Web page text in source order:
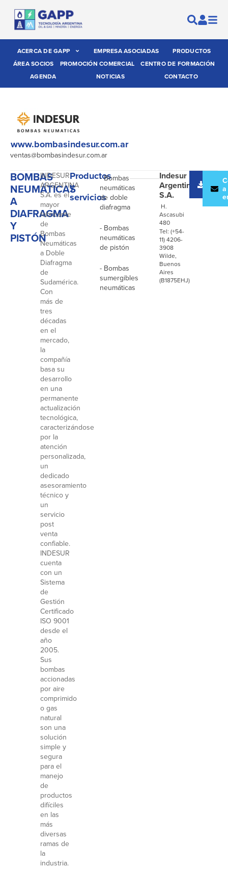
ACERCA DE GAPP EMPRESA ASOCIADAS
PRODUCTOS
ÁREA SOCIOS
PROMOCIÓN COMERCIAL
CENTRO DE FORMACIÓN
AGENDA
NOTICIAS CONTACTO
www.bombasindesur.com.ar
ventas@bombasindesur.com.ar
BOMBAS
NEUMÁTICAS
A
DIAFRAGMA
Y
PISTÓN
INDESUR
ARGENTINA
S.A. es el
mayor
fabricante
de
Bombas
Neumáticas
a Doble
Diafragma
de
Sudamérica.
Con
más de
tres
décadas
en el
mercado,
la
compañía
basa su
desarrollo
en una
permanente
actualización
tecnológica,
caracterizándose
por la
atención
personalizada,
un
dedicado
asesoramiento
técnico y
un
servicio
post
venta
confiable.
INDESUR
cuenta
con un
Sistema
de
Gestión
Certificado
ISO 9001
desde el
año
2005.
Sus
bombas
accionadas
por aire
comprimido
o gas
natural
son una
solución
simple y
segura
para el
manejo
de
productos
difíciles
en las
más
diversas
ramas de
la
industria.
Productos
y
servicios
- Bombas
neumáticas
de doble
diafragma
- Bombas
neumáticas
de pistón
- Bombas
sumergibles
neumáticas
Indesur
Argentina
S.A.
H.
Ascasubi
480
Tel: (+54-
11) 4206-
3908
Wilde,
Buenos
Aires
(B1875EHJ)